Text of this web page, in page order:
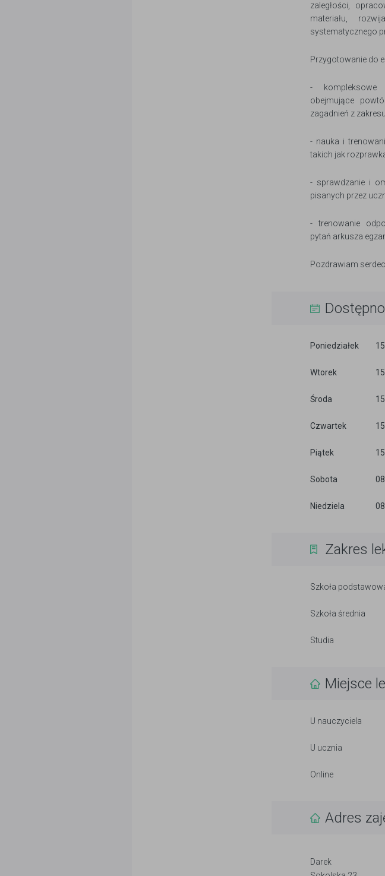
zaległości,
materiału,
systematycznego
Przygotowanie do
- kompleksowe
obejmujące
zagadnień z
- nauka i
takich jak
- sprawdzanie i
pisanych przez
- trenowanie
pytań arkusza
Pozdrawiam
Poniedziałek
Wtorek
Środa
Czwartek
Piątek
Sobota
Niedziela
Zakres
Szkoła
Szkoła średnia
Studia
Miejsce
U nauczyciela
U ucznia
Online
Adres
Darek